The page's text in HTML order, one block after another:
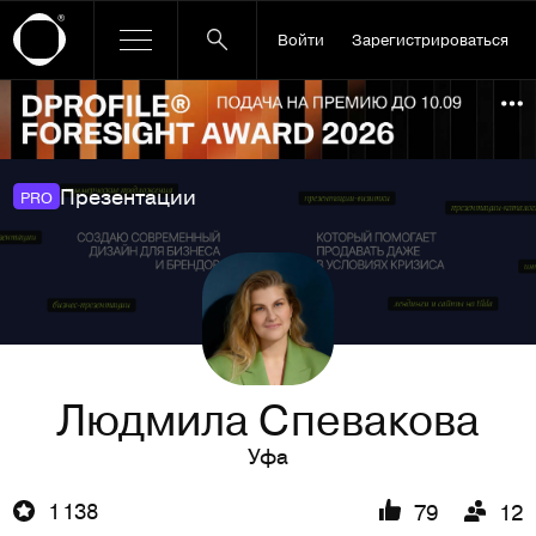
Войти Зарегистрироваться
Ссылка баннера
PRO Презентации
Людмила Спевакова
Уфа
1 138
79 12